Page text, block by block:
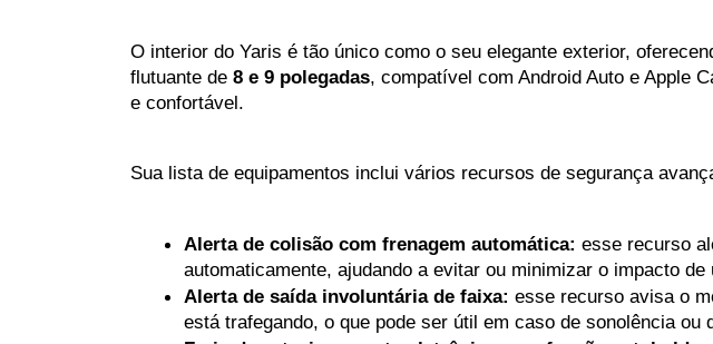
O interior do Yaris é tão único como o seu elegante exterior,
flutuante de 8 e 9 polegadas, compatível com Android Auto e Apple
e confortável.
Sua lista de equipamentos inclui vários recursos de segurança
Alerta de colisão com frenagem automática: esse recurso
automaticamente, ajudando a evitar ou minimizar o impacto de
Alerta de saída involuntária de faixa: esse recurso avisa o
está trafegando, o que pode ser útil em caso de sonolência ou